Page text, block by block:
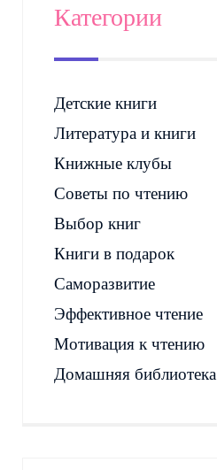
Категории
Детские книги
Литература и книги
Книжные клубы
Советы по чтению
Выбор книг
Книги в подарок
Саморазвитие
Эффективное чтение
Мотивация к чтению
Домашняя библиотека